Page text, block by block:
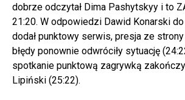
dobrze odczytał Dima Pashytskyy i to
21:20. W odpowiedzi Dawid Konarski
dodał punktowy serwis, presja ze
błędy ponownie odwróciły sytuację
spotkanie punktową zagrywką
Lipiński (25:22).